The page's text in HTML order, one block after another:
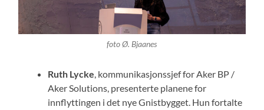
foto Ø. Bjaanes
Ruth Lycke, kommunikasjonssjef for Aker BP /
Aker Solutions, presenterte planene for
innflyttingen i det nye Gnistbygget. Hun fortalte